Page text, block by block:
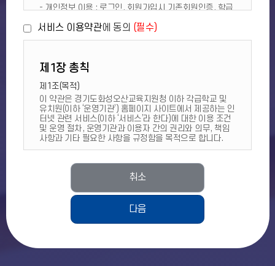
- 개인정보 이용 : 로그인, 회원가입시 기존회원인증, 학급
로그 확인
2. 개인정보 수집 항목
같습니다. 선택정보를 입력하지 않은 경우에도 서비스 이
용에는 제한이 없습니다.
※ 서비스 이용 과정에서 방문날짜, 방문시간, IP주소, 쿠
키, 접속 기기정보 등의 서비스의 이용 기록이 자동으로 생
성되어 수집될 수 있습니다.
학생 회원 - 만14세미만
[필수] 아이디, 비밀번호, 이름, 보호자(법정대리인)이름,
[선택]학년/반, [선택]이메일
[필수] 아이디, 비밀번호, 이름, [선택]학년/반, [선택]이메
학부모 회원
[필수] 아이디, 비밀번호, 이름, 자녀이름, 학년, 반, [선택]
서비스 이용약관에 동의 (필수)
제1장 총칙
제1조(목적)
이 약관은 경기도화성오산교육지원청 이하 각급학교 및
유치원(이하 ‘운영기관’) 홈페이지 사이트에서 제공하는 인
터넷 관련 서비스(이하 ‘서비스’라 한다)에 대한 이용 조건
및 운영 절차, 운영기관과 이용자 간의 권리와 의무, 책임
사항과 기타 필요한 사항을 규정함을 목적으로 합니다.
① 이 약관은 서비스 화면에 게시하거나 기타의 방법으로
이용자에게 공지함으로써 효력을 발생합니다.
② 합리적인 사유가 발생할 경우 관련 법령에 위배되지 않
는 범위 안에서 변경할 수 있으며, 약관이 변경된 경우 지
③ 이 약관에 동의하는 것은 정기적인 방문으로 약관의 변
경 사항을 확인하는 것도 포함하여 동의함을 의미하며, 변
취소
다음